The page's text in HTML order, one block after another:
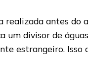
antes do
um divisor de
estrangeiro. Isso